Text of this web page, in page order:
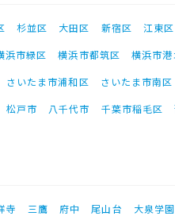
杉並区 大田区 新宿区 江東区
浜市緑区 横浜市都筑区 横浜市
さいたま市浦和区 さいたま市南区
松戸市 八千代市 千葉市稲毛区
寺 三鷹 府中 尾山台 大泉学園